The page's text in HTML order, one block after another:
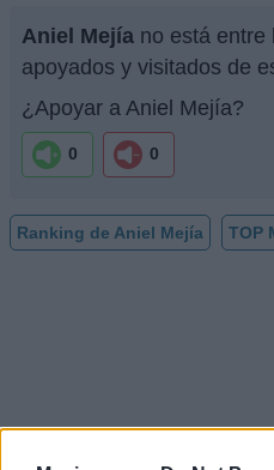
Aniel Mejía no está entre
apoyados y visitados de
¿Apoyar a Aniel Mejía?
0 0
Ranking de Aniel Mejía TOP